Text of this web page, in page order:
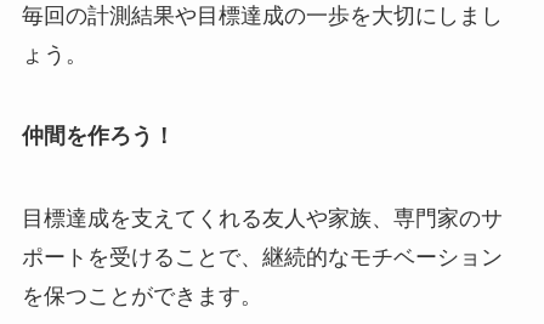
毎回の計測結果や目標達成の一歩を大切にしまし
ょう。
仲間を作ろう！
目標達成を支えてくれる友人や家族、専門家のサ
ポートを受けることで、継続的なモチベーション
を保つことができます。